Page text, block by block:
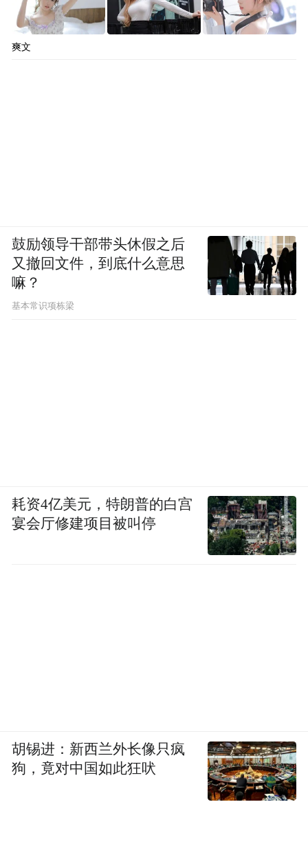
爽文
鼓励领导干部带头休假之后
又撤回文件，到底什么意思
嘛？
基本常识项栋梁
耗资4亿美元，特朗普的白宫
宴会厅修建项目被叫停
胡锡进：新西兰外长像只疯
狗，竟对中国如此狂吠